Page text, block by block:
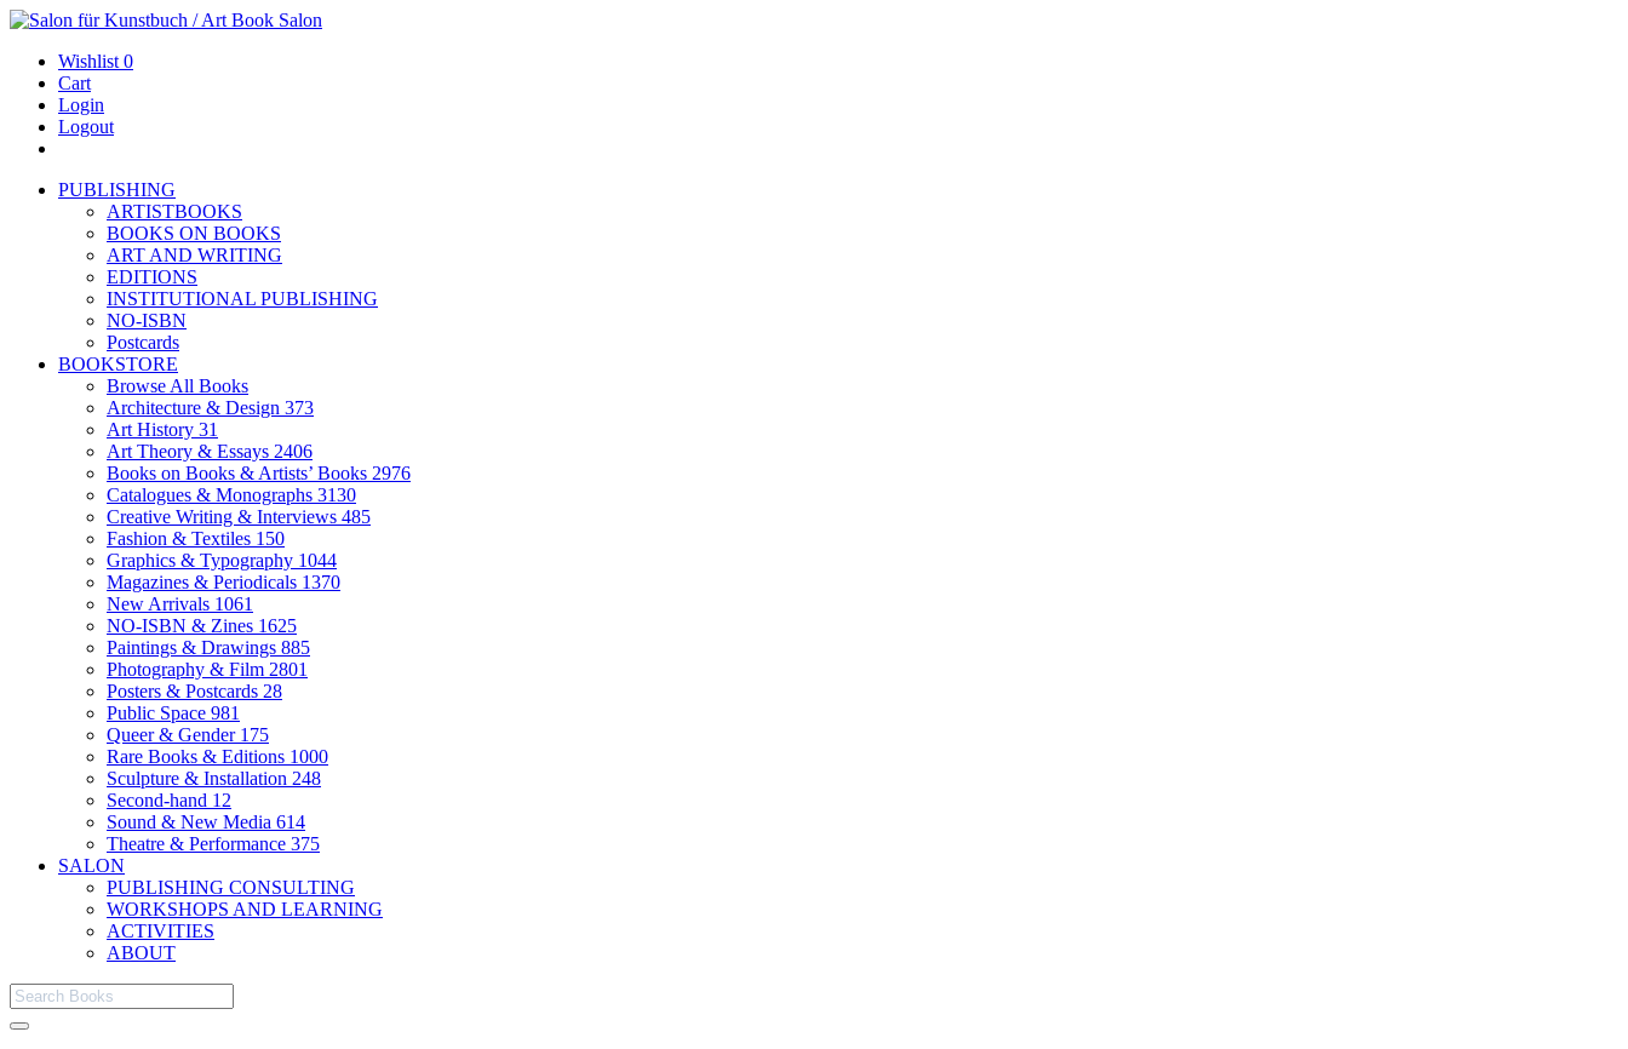
Wishlist 0
Cart
Login
Logout
PUBLISHING
ARTISTBOOKS
BOOKS ON BOOKS
ART AND WRITING
EDITIONS
INSTITUTIONAL PUBLISHING
NO-ISBN
Postcards
BOOKSTORE
Browse All Books
Architecture & Design 373
Art History 31
Art Theory & Essays 2406
Books on Books & Artists’ Books 2976
Catalogues & Monographs 3130
Creative Writing & Interviews 485
Fashion & Textiles 150
Graphics & Typography 1044
Magazines & Periodicals 1370
New Arrivals 1061
NO-ISBN & Zines 1625
Paintings & Drawings 885
Photography & Film 2801
Posters & Postcards 28
Public Space 981
Queer & Gender 175
Rare Books & Editions 1000
Sculpture & Installation 248
Second-hand 12
Sound & New Media 614
Theatre & Performance 375
SALON
PUBLISHING CONSULTING
WORKSHOPS AND LEARNING
ACTIVITIES
ABOUT